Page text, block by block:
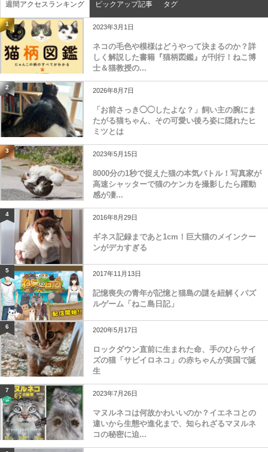
週間アクセスランキング ピックアップ記事 タグ
1 2023年3月1日
ネコの毛色や模様はどうやって決まるのか？詳
しく解説した書籍『猫柄図鑑』が刊行！ねこ博
士＆猫教授の...
2 2026年8月7日
「お前さっき◯◯したよな？」飼い主の腕にま
たがる猫ちゃん、その可愛い後ろ姿に隠れたヒ
ミツとは
3 2023年5月15日
8000分の1秒で捉えた猫の本気バトル！写真家が
高速シャッターで猫のケンカを撮影したら躍動
感が凄...
4 2016年8月29日
ギネス記録まであと1cm！巨大猫のメインクー
ンがデカすぎる
5 2017年11月13日
記憶喪失の青年が記憶と猫島の謎を紐解くパズ
ルゲーム「ねこ島日記」
6 2020年5月17日
ロックダウン直前に生まれた命、手のひらサイ
ズの猫「サビイロネコ」の赤ちゃんが英国で誕
生
7 2023年7月26日
マヌルネコは何故かわいいのか？イエネコとの
違いから生態や進化まで、知られざるマヌルネ
コの秘密に迫...